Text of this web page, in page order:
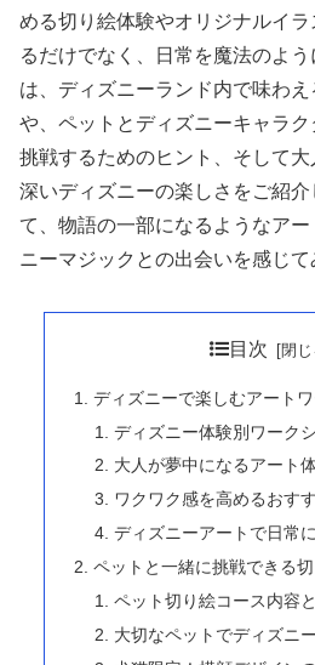
める切り絵体験やオリジナルイ
るだけでなく、日常を魔法のよ
は、ディズニーランド内で味わ
や、ペットとディズニーキャラ
挑戦するためのヒント、そして
深いディズニーの楽しさをご紹
て、物語の一部になるようなア
ニーマジックとの出会いを感じて
目次
ディズニーで楽しむアート
ディズニー体験別ワーク
大人が夢中になるアート
ワクワク感を高めるおす
ディズニーアートで日常
ペットと一緒に挑戦できる
ペット切り絵コース内容
大切なペットでディズニ